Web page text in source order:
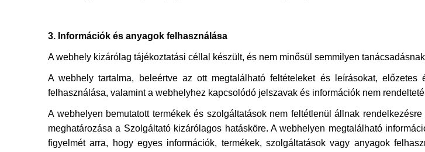
3. Információk és anyagok felhasználása
A webhely kizárólag tájékoztatási céllal készült, és nem minősül semmilyen
A webhely tartalma, beleértve az ott megtalálható feltételeket és leírásokat,
felhasználása, valamint a webhelyhez kapcsolódó jelszavak és információk nem
A webhelyen bemutatott termékek és szolgáltatások nem feltétlenül állnak
meghatározása a Szolgáltató kizárólagos hatásköre. A webhelyen megtalálható
figyelmét arra, hogy egyes információk, termékek, szolgáltatások vagy anyagok